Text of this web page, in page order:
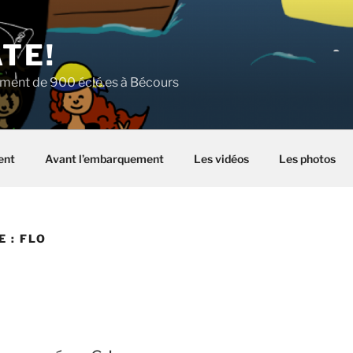
de 900 éclé.es à Bécours
Avant l’embarquement Les vidéos Les photos
:FLO